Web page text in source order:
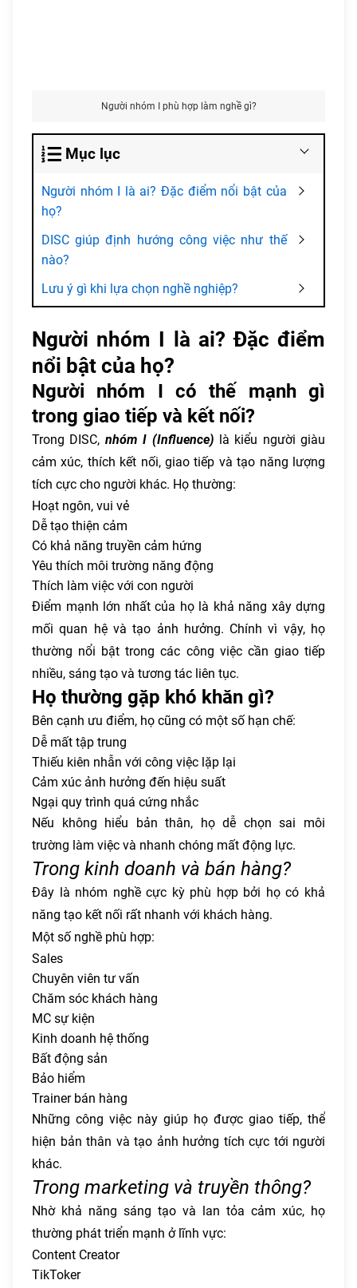
Người nhóm I phù hợp làm nghề gì?
Mục lục
Người nhóm I là ai? Đặc điểm nổi bật của
họ?
DISC giúp định hướng công việc như thế
nào?
Lưu ý gì khi lựa chọn nghề nghiệp?
Người nhóm I là ai? Đặc điểm
nổi bật của họ?
Người nhóm I có thế mạnh gì
trong giao tiếp và kết nối?
Trong DISC, nhóm I (Influence) là kiểu người giàu
cảm xúc, thích kết nối, giao tiếp và tạo năng lượng
tích cực cho người khác. Họ thường:
Hoạt ngôn, vui vẻ
Dễ tạo thiện cảm
Có khả năng truyền cảm hứng
Yêu thích môi trường năng động
Thích làm việc với con người
Điểm mạnh lớn nhất của họ là khả năng xây dựng
mối quan hệ và tạo ảnh hưởng. Chính vì vậy, họ
thường nổi bật trong các công việc cần giao tiếp
nhiều, sáng tạo và tương tác liên tục.
Họ thường gặp khó khăn gì?
Bên cạnh ưu điểm, họ cũng có một số hạn chế:
Dễ mất tập trung
Thiếu kiên nhẫn với công việc lặp lại
Cảm xúc ảnh hưởng đến hiệu suất
Ngại quy trình quá cứng nhắc
Nếu không hiểu bản thân, họ dễ chọn sai môi
trường làm việc và nhanh chóng mất động lực.
Trong kinh doanh và bán hàng?
Đây là nhóm nghề cực kỳ phù hợp bởi họ có khả
năng tạo kết nối rất nhanh với khách hàng.
Một số nghề phù hợp:
Sales
Chuyên viên tư vấn
Chăm sóc khách hàng
MC sự kiện
Kinh doanh hệ thống
Bất động sản
Bảo hiểm
Trainer bán hàng
Những công việc này giúp họ được giao tiếp, thể
hiện bản thân và tạo ảnh hưởng tích cực tới người
khác.
Trong marketing và truyền thông?
Nhờ khả năng sáng tạo và lan tỏa cảm xúc, họ
thường phát triển mạnh ở lĩnh vực:
Content Creator
TikToker